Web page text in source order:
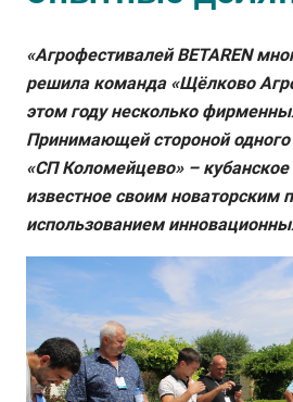
«Агрофестивалей BETAREN
решила команда «Щёлково
этом году несколько
Принимающей стороной
«СП Коломейцево» –
известное своим новаторским
использованием